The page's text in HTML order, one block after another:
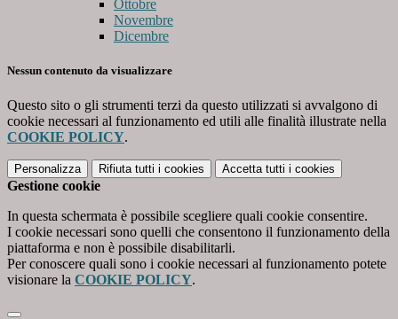
Ottobre
Novembre
Dicembre
Nessun contenuto da visualizzare
Questo sito o gli strumenti terzi da questo utilizzati si avvalgono di
cookie necessari al funzionamento ed utili alle finalità illustrate nella
COOKIE POLICY.
Personalizza Rifiuta tutti i cookies Accetta tutti i cookies
Gestione cookie
In questa schermata è possibile scegliere quali cookie consentire.
I cookie necessari sono quelli che consentono il funzionamento della
piattaforma e non è possibile disabilitarli.
Per conoscere quali sono i cookie necessari al funzionamento potete
visionare la COOKIE POLICY.